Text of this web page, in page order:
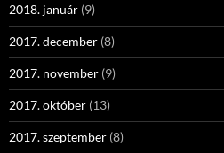
2018. január (9)
2017. december (8)
2017. november (9)
2017. október (13)
2017. szeptember (8)